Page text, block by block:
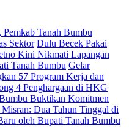
Tanah Bumbu
Sektor Dulu Becek Pakai
Kini Nikmati Lapangan
Tanah Bumbu Gelar
57 Program Kerja dan
4 Penghargaan di HKG
Buktikan Komitmen
Dua Tahun Tinggal di
oleh Bupati Tanah Bumbu